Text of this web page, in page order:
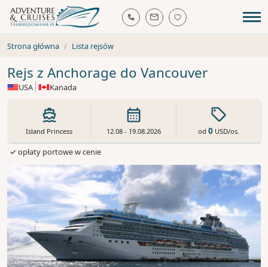
Strona główna Lista rejsów
Rejs z Anchorage do Vancouver
USA Kanada
Island Princess 12.08 - 19.08.2026 od 0USD/os.
✓ opłaty portowe w cenie